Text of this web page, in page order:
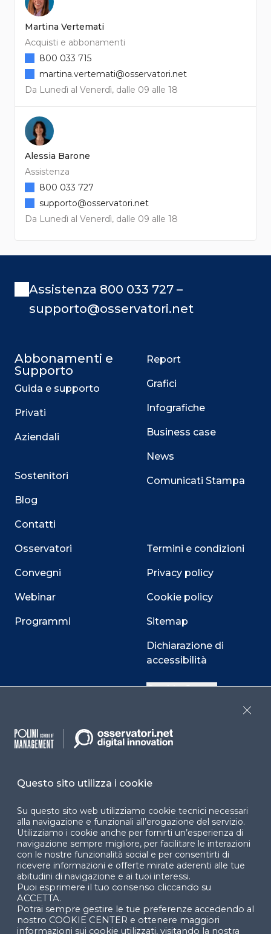
Martina Vertemati
Acquisti e abbonamenti
Da Lunedì al Venerdì, dalle 09 alle 18
800 033 715
martina.vertemati@osservatori.net
Alessia Barone
Assistenza
Da Lunedì al Venerdì, dalle 09 alle 18
800 033 727
supporto@osservatori.net
Assistenza 800 033 727 –
supporto@osservatori.net
Abbonamenti e
Supporto
Guida e supporto
Privati
Aziendali
Sostenitori
Blog
Contatti
Osservatori
Convegni
Webinar
Programmi
Report
Grafici
Infografiche
Business case
News
Comunicati Stampa
Termini e condizioni
Privacy policy
Cookie policy
Sitemap
Dichiarazione di
accessibilità
Cookie Center
Facebook LinkedIn
© 2024 Copyright © Politecnico di Milano Dipartimento
di Ingegneria Gestionale
Questo sito utilizza i cookie
Su questo sito web utilizziamo cookie tecnici necessari
alla navigazione e funzionali all’erogazione del servizio.
Utilizziamo i cookie anche per fornirti un’esperienza di
navigazione sempre migliore, per facilitare le interazioni
con le nostre funzionalità social e per consentirti di
ricevere informazioni e offerte mirate aderenti alle tue
abitudini di navigazione e ai tuoi interessi.
Puoi esprimere il tuo consenso cliccando su
ACCETTA.
Potrai sempre gestire le tue preferenze accedendo al
nostro COOKIE CENTER e ottenere maggiori
informazioni sui cookie utilizzati, visitando la nostra